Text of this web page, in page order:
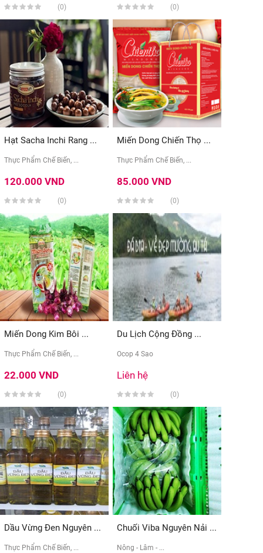
(0) (0)
Hạt Sacha Inchi Rang ...
Thực Phẩm Chế Biến, ...
120.000 VND
(0)
Miến Dong Chiến Thọ ...
Thực Phẩm Chế Biến, ...
85.000 VND
(0)
Miến Dong Kim Bôi ...
Thực Phẩm Chế Biến, ...
22.000 VND
(0)
Du Lịch Cộng Đồng ...
Ocop 4 Sao
Liên hệ
(0)
Dầu Vừng Đen Nguyên ...
Thực Phẩm Chế Biến, ...
Chuối Viba Nguyên Nải ...
Nông - Lâm - ...